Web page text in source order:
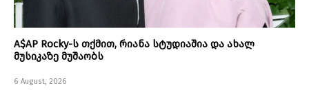
A$AP Rocky-ს თქმით, რიანა სტუდიაშია და ახალ
მუსიკაზე მუშაობს
6 August, 2026